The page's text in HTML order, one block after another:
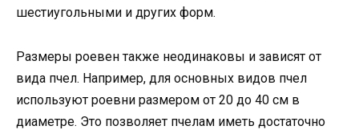
шестиугольными и других форм.
Размеры роевен также неодинаковы и зависят от
вида пчел. Например, для основных видов пчел
используют роевни размером от 20 до 40 см в
диаметре. Это позволяет пчелам иметь достаточно